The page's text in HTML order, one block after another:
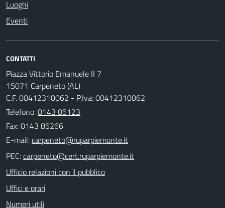
Luoghi
Eventi
CONTATTI
Piazza Vittorio Emanuele II 7
15071 Carpeneto (AL)
C.F. 00412310062 - P.Iva: 00412310062
Telefono:0143 85123
Fax: 0143 85266
E-mail:
PEC:
Ufficio relazioni con il pubblico
Uffici e orari
Numeri utili